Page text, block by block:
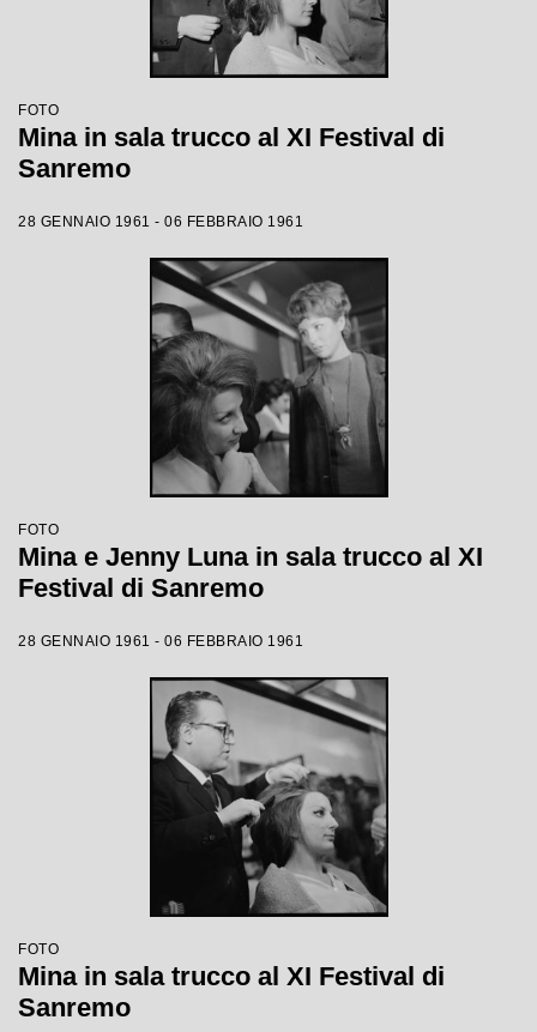
FOTO
Mina in sala trucco al XI Festival di
Sanremo
28 GENNAIO 1961 - 06 FEBBRAIO 1961
FOTO
Mina e Jenny Luna in sala trucco al XI
Festival di Sanremo
28 GENNAIO 1961 - 06 FEBBRAIO 1961
FOTO
Mina in sala trucco al XI Festival di
Sanremo